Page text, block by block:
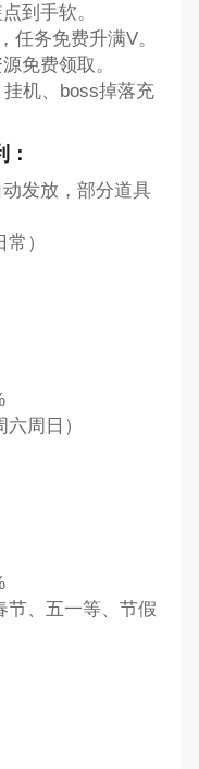
到手软。
任务免费升满V。
免费领取。
机、boss掉落充
发放，部分道具
）
周日）
节、五一等、节假